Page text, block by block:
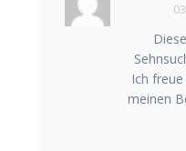
Ich
meinen